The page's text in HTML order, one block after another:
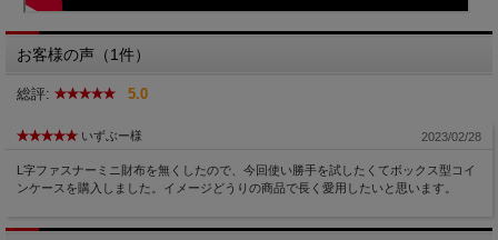
お客様の声（1件）
総評: 5.0
いずぶー様 2023/02/28
L字ファスナーミニ財布を無くしたので、今回使い勝手を試したくてボックス型コイ
ンケースを購入しました。イメージどうりの商品で長く愛用したいと思います。